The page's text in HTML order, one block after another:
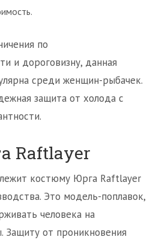
по
и дороговизну, данная
среди женщин-рыбачек.
защита от холода с
Raftlayer
костюму Юрга Raftlayer
Это модель-поплавок,
человека на
Защиту от проникновения